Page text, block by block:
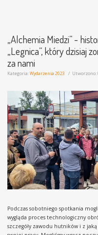
„Alchemia Miedzi” -
„Legnica”, który dzisiaj
za nami
Kategoria:Wydarzenia 2023 Utworzono:
Podczas sobotniego spotkania
wygląda proces technologiczny
szczegóły zawodu hutników i z